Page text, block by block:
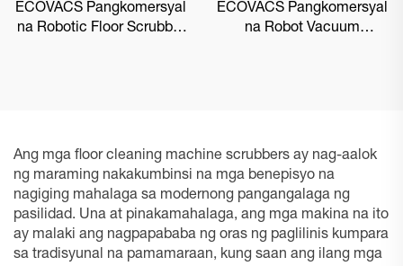
ECOVACS Pangkomersyal
na Robotic Floor Scrubber
ECOVACS Pangkomersyal
na Robot Vacuum
Ang mga floor cleaning machine scrubbers ay nag-aalok
ng maraming nakakumbinsi na mga benepisyo na
nagiging mahalaga sa modernong pangangalaga ng
pasilidad. Una at pinakamahalaga, ang mga makina na ito
ay malaki ang nagpapababa ng oras ng paglilinis kumpara
sa tradisyunal na pamamaraan, kung saan ang ilang mga